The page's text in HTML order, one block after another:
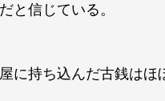
と信じている。
に持ち込んだ古銭はほ